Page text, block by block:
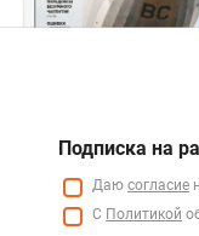
Подписка на
Даю согласие
С Политикой